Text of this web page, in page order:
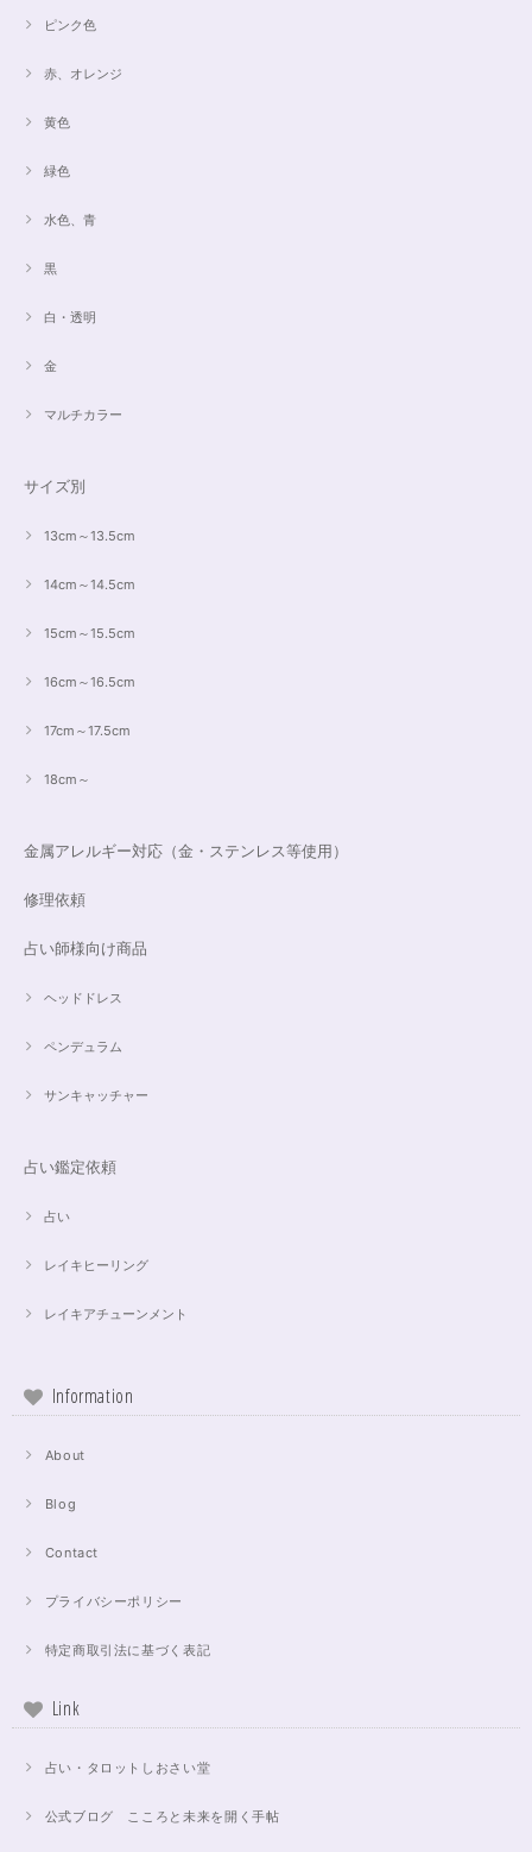
ピンク色
赤、オレンジ
黄色
緑色
水色、青
黒
白・透明
金
マルチカラー
サイズ別
13cm～13.5cm
14cm～14.5cm
15cm～15.5cm
16cm～16.5cm
17cm～17.5cm
18cm～
金属アレルギー対応（金・ステンレス等使用）
修理依頼
占い師様向け商品
ヘッドドレス
ペンデュラム
サンキャッチャー
占い鑑定依頼
占い
レイキヒーリング
レイキアチューンメント
Information
About
Blog
Contact
プライバシーポリシー
特定商取引法に基づく表記
Link
占い・タロットしおさい堂
公式ブログ こころと未来を開く手帖